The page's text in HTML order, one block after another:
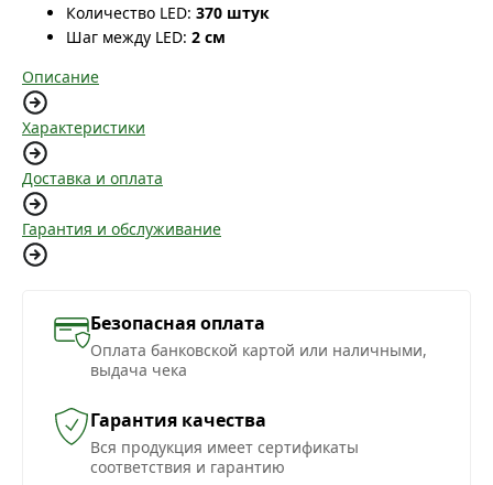
Количество LED: 370 штук
Шаг между LED: 2 см
Описание
Характеристики
Доставка и оплата
Гарантия и обслуживание
Безопасная оплата
Оплата банковской картой или наличными,
выдача чека
Гарантия качества
Вся продукция имеет сертификаты
соответствия и гарантию